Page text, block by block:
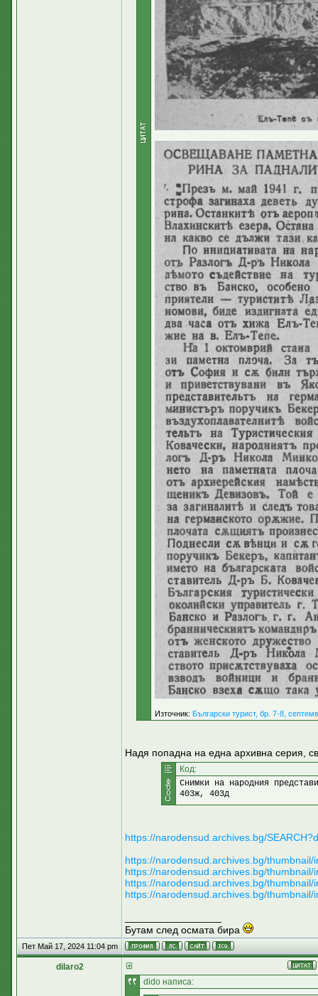
Източник: Български турист, бр. 7-8,
Надя попадна на една архивна серия,
Код:
Снимки на народния
403ж, 403д
https://narodensud.archives.bg/
https://narodensud.archives.bg/
https://narodensud.archives.bg/
https://narodensud.archives.bg/
https://narodensud.archives.bg/
Бутам след осмата бира
Пет Май 17, 2024 11:04 pm
dilaro2
dido написа: